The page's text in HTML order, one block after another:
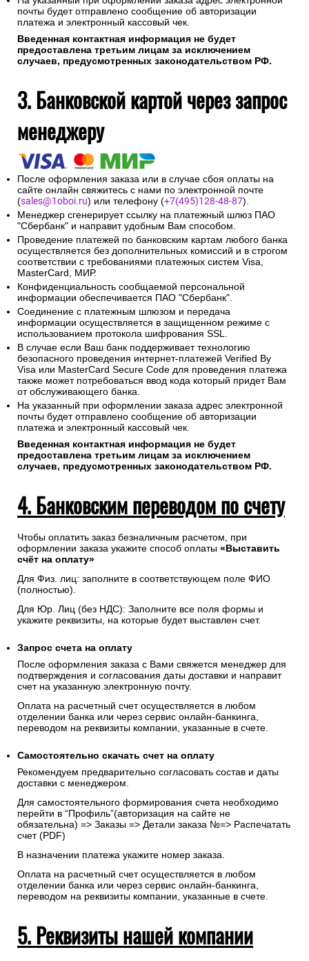
почты будет отправлено сообщение об авторизации
платежа и электронный кассовый чек.
Введенная контактная информация не будет
предоставлена третьим лицам за исключением
случаев, предусмотренных законодательством РФ.
3. Банковской картой через запрос
менеджеру
После оформления заказа или в случае сбоя оплаты на
сайте онлайн свяжитесь с нами по электронной почте
(sales@1oboi.ru) или телефону (+7(495)128-48-87).
Менеджер сгенерирует ссылку на платежный шлюз ПАО
"Сбербанк" и направит удобным Вам способом.
Проведение платежей по банковским картам любого банка
осуществляется без дополнительных комиссий и в строгом
соответствии с требованиями платежных систем Visa,
MasterCard, МИР.
Конфиденциальность сообщаемой персональной
информации обеспечивается ПАО "Сбербанк".
Соединение с платежным шлюзом и передача
информации осуществляется в защищенном режиме с
использованием протокола шифрования SSL.
В случае если Ваш банк поддерживает технологию
безопасного проведения интернет-платежей Verified By
Visa или MasterCard Secure Code для проведения платежа
также может потребоваться ввод кода который придет Вам
от обслуживающего банка.
На указанный при оформлении заказа адрес электронной
почты будет отправлено сообщение об авторизации
платежа и электронный кассовый чек.
Введенная контактная информация не будет
предоставлена третьим лицам за исключением
случаев, предусмотренных законодательством РФ.
4. Банковским переводом по счету
Чтобы оплатить заказ безналичным расчетом, при
оформлении заказа укажите способ оплаты «Выставить
счёт на оплату»
Для Физ. лиц: заполните в соответствующем поле ФИО
(полностью).
Для Юр. Лиц (без НДС): Заполните все поля формы и
укажите реквизиты, на которые будет выставлен счет.
Запрос счета на оплату
После оформления заказа с Вами свяжется менеджер для
подтверждения и согласования даты доставки и направит
счет на указанную электронную почту.
Оплата на расчетный счет осуществляется в любом
отделении банка или через сервис онлайн-банкинга,
переводом на реквизиты компании, указанные в счете.
Самостоятельно скачать счет на оплату
Рекомендуем предварительно согласовать состав и даты
доставки с менеджером.
Для самостоятельного формирования счета необходимо
перейти в “Профиль”(авторизация на сайте не
обязательна) => Заказы => Детали заказа №=> Распечатать
счет (PDF)
В назначении платежа укажите номер заказа.
Оплата на расчетный счет осуществляется в любом
отделении банка или через сервис онлайн-банкинга,
переводом на реквизиты компании, указанные в счете.
5. Реквизиты нашей компании